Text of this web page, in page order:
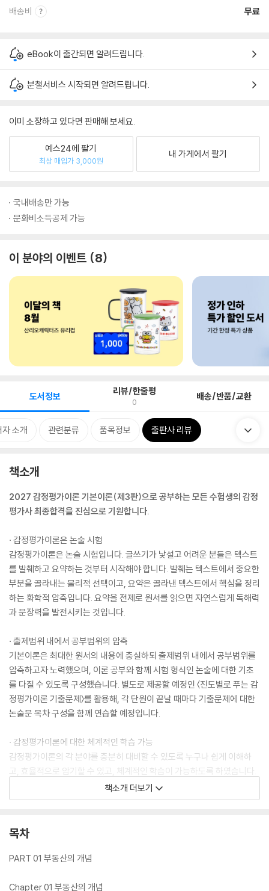
배송비 무료
eBook이 출간되면 알려드립니다.
분철서비스 시작되면 알려드립니다.
이미 소장하고 있다면 판매해 보세요.
예스24에 팔기
최상 매입가 3,000원
내 가게에서 팔기
국내배송만 가능
문화비소득공제 가능
이 분야의 이벤트 8
도서정보 리뷰/한줄평
0 배송/반품/교환
자 소개 관련분류 품목정보 출판사 리뷰
책소개
2027 감정평가이론 기본이론(제3판)으로 공부하는 모든 수험생의 감정
평가사 최종합격을 진심으로 기원합니다.
· 감정평가이론은 논술 시험
감정평가이론은 논술 시험입니다. 글쓰기가 낯설고 어려운 분들은 텍스트
를 발췌하고 요약하는 것부터 시작해야 합니다. 발췌는 텍스트에서 중요한
부분을 골라내는 물리적 선택이고, 요약은 골라낸 텍스트에서 핵심을 정리
하는 화학적 압축입니다. 요약을 전제로 원서를 읽으면 자연스럽게 독해력
과 문장력을 발전시키는 것입니다.
· 출제범위 내에서 공부범위의 압축
기본이론은 최대한 원서의 내용에 충실하되 출제범위 내에서 공부범위를
압축하고자 노력했으며, 이론 공부와 함께 시험 형식인 논술에 대한 기초
를 다질 수 있도록 구성했습니다. 별도로 제공할 예정인 〈진도별로 푸는 감
정평가이론 기출문제〉를 활용해, 각 단원이 끝날 때마다 기출문제에 대한
논술문 목차 구성을 함께 연습할 예정입니다.
· 감정평가이론에 대한 체계적인 학습 가능
감정평가이론의 각 분야를 충분히 대비할 수 있도록 누구나 쉽게 이해하
고, 효율적으로 암기할 수 있고, 체계적인 학습이 가능하도록 하였습니다.
논술 능력은 감정평가사 시험에 합격하고 감정평가 업무를 수행할 때에도
필수적인 역량입니다.
책소개 더보기
목차
PART 01 부동산의 개념
Chapter 01 부동산의 개념